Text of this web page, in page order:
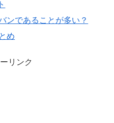
ンであることが多い？
め
リンク